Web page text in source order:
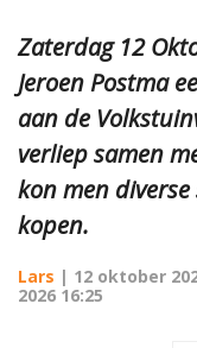
Zaterdag 12
Jeroen Postma
aan de
verliep samen
kon men
kopen.
Lars | 12 oktober
2026 16:25